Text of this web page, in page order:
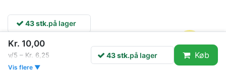
43 stk.på lager
HSS Spiralbor, metal, hårdt træ m.m.
Kr. 10,00
v/5 – Kr. 6,25
Vis flere ▼
43 stk.på lager Køb